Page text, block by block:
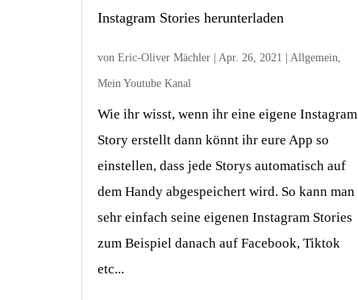
Instagram Stories herunterladen
von Eric-Oliver Mächler| Apr. 26, 2021 Allgemein,
Mein Youtube Kanal
Wie ihr wisst, wenn ihr eine eigene Instagram
Story erstellt dann könnt ihr eure App so
einstellen, dass jede Storys automatisch auf
dem Handy abgespeichert wird. So kann man
sehr einfach seine eigenen Instagram Stories
zum Beispiel danach auf Facebook, Tiktok
etc...